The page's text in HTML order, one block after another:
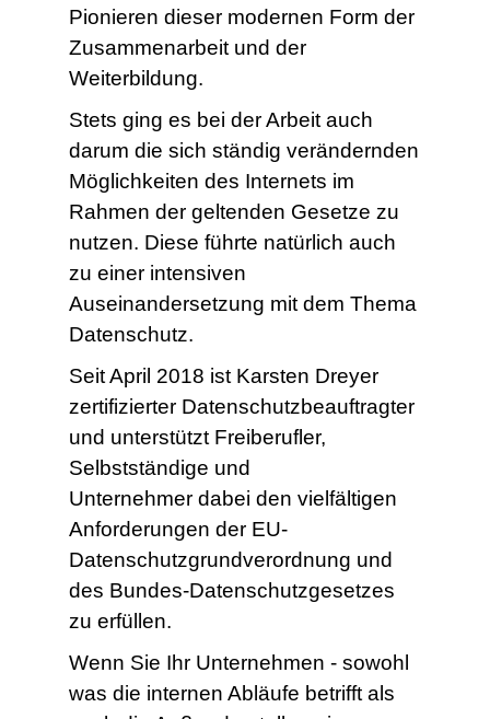
Pionieren dieser modernen Form der
Zusammenarbeit und der
Weiterbildung.
Stets ging es bei der Arbeit auch
darum die sich ständig verändernden
Möglichkeiten des Internets im
Rahmen der geltenden Gesetze zu
nutzen. Diese führte natürlich auch
zu einer intensiven
Auseinandersetzung mit dem Thema
Datenschutz.
Seit April 2018 ist Karsten Dreyer
zertifizierter Datenschutzbeauftragter
und unterstützt Freiberufler,
Selbstständige und
Unternehmer dabei den vielfältigen
Anforderungen der EU-
Datenschutzgrundverordnung und
des Bundes-Datenschutzgesetzes
zu erfüllen.
Wenn Sie Ihr Unternehmen - sowohl
was die internen Abläufe betrifft als